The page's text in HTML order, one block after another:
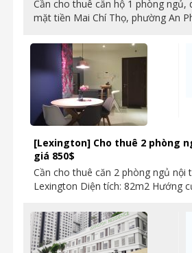
Cần cho thuê căn hộ 1 phòng ngủ,
mặt tiền Mai Chí Thọ, phường An
[Lexington] Cho thuê 2 phòng
giá 850$
Cần cho thuê căn 2 phòng ngủ nội
Lexington Diện tích: 82m2 Hướng